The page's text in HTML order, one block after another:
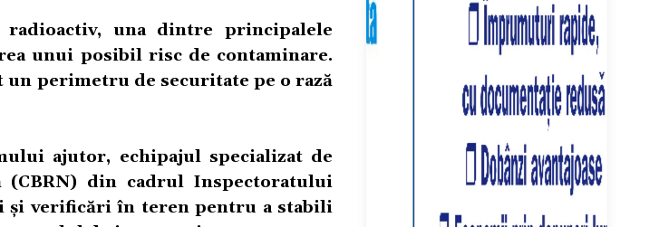
una dintre principalele
unui posibil risc de contaminare.
perimetru de securitate pe o rază
ajutor, echipajul specializat de
(CBRN) din cadrul Inspectoratului
și verificări în teren pentru a stabili